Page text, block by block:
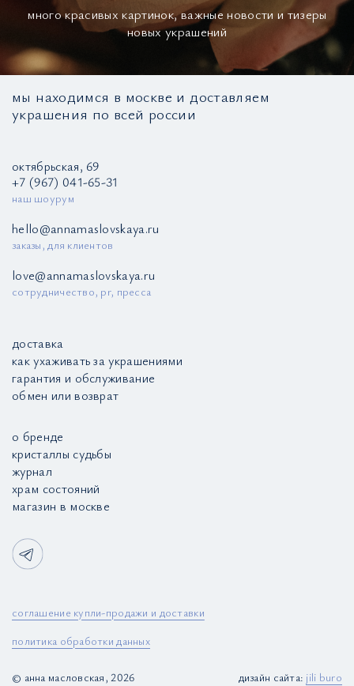
много красивых картинок, важные новости и тизеры
новых украшений
мы находимся в москве и доставляем
украшения по всей россии
октябрьская, 69
+7 (967) 041-65-31
наш шоурум
hello@annamaslovskaya.ru
заказы, для клиентов
love@annamaslovskaya.ru
сотрудничество, pr, пресса
доставка
как ухаживать за украшениями
гарантия и обслуживание
обмен или возврат
о бренде
кристаллы судьбы
журнал
храм состояний
магазин в москве
соглашение купли-продажи и доставки
политика обработки данных
© анна масловская, 2026 дизайн сайта: jili buro